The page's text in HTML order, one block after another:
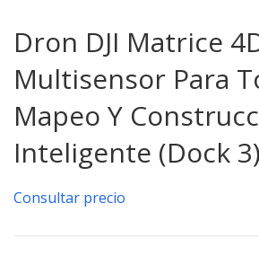
Dron DJI Matrice
Multisensor Para
Mapeo Y
Inteligente (Dock 3)
Consultar precio